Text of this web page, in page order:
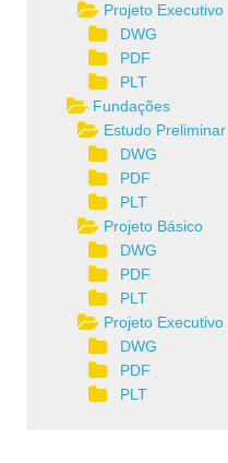
Projeto Executivo
DWG
PDF
PLT
Fundações
Estudo Preliminar
DWG
PDF
PLT
Projeto Básico
DWG
PDF
PLT
Projeto Executivo
DWG
PDF
PLT